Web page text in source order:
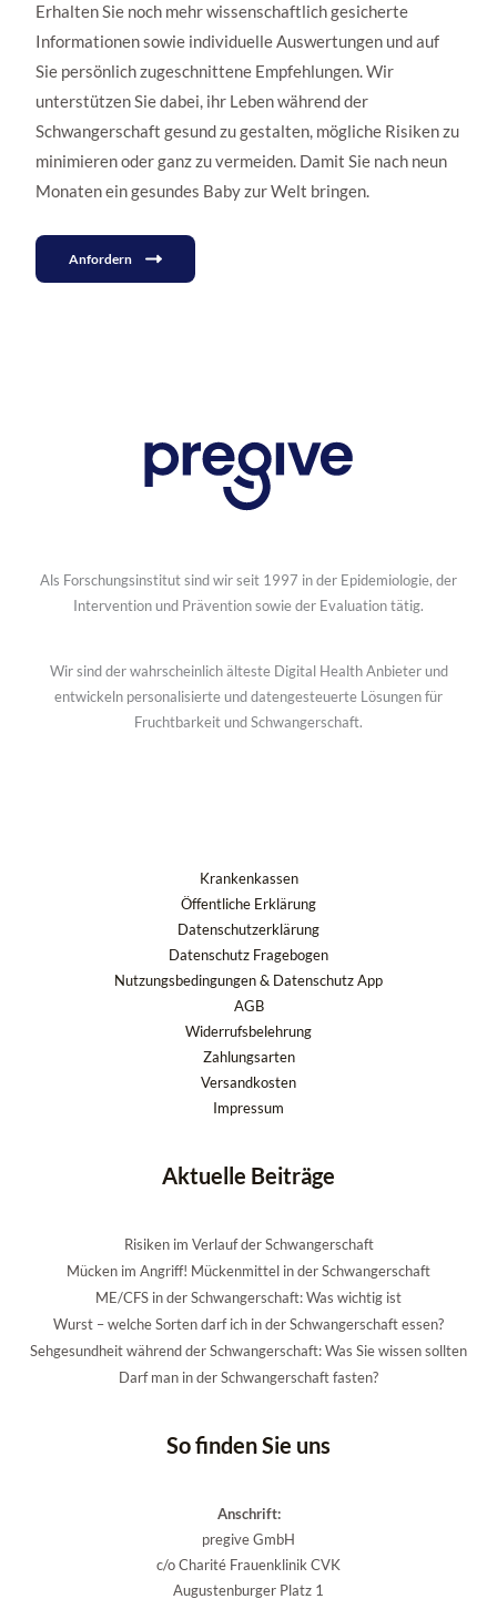
Erhalten Sie noch mehr wissenschaftlich gesicherte
Informationen sowie individuelle Auswertungen und auf
Sie persönlich zugeschnittene Empfehlungen. Wir
unterstützen Sie dabei, ihr Leben während der
Schwangerschaft gesund zu gestalten, mögliche Risiken zu
minimieren oder ganz zu vermeiden. Damit Sie nach neun
Monaten ein gesundes Baby zur Welt bringen.
Anfordern
Als Forschungsinstitut sind wir seit 1997 in der Epidemiologie, der
Intervention und Prävention sowie der Evaluation tätig.
Wir sind der wahrscheinlich älteste Digital Health Anbieter und
entwickeln personalisierte und datengesteuerte Lösungen für
Fruchtbarkeit und Schwangerschaft.
Krankenkassen
Öffentliche Erklärung
Datenschutzerklärung
Datenschutz Fragebogen
Nutzungsbedingungen & Datenschutz App
AGB
Widerrufsbelehrung
Zahlungsarten
Versandkosten
Impressum
Aktuelle Beiträge
Risiken im Verlauf der Schwangerschaft
Mücken im Angriff! Mückenmittel in der Schwangerschaft
ME/CFS in der Schwangerschaft: Was wichtig ist
Wurst – welche Sorten darf ich in der Schwangerschaft essen?
Sehgesundheit während der Schwangerschaft: Was Sie wissen sollten
Darf man in der Schwangerschaft fasten?
So finden Sie uns
Anschrift:
pregive GmbH
c/o Charité Frauenklinik CVK
Augustenburger Platz 1